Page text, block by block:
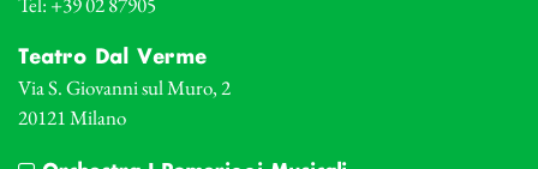
Teatro Dal Verme
Via S. Giovanni sul Muro, 2
20121 Milano